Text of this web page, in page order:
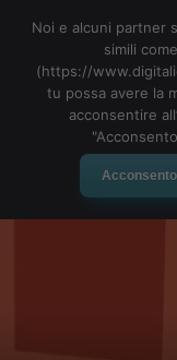
Noi e alcuni partner
simili
(https://
tu possa avere la
acconsentire
Acconsento